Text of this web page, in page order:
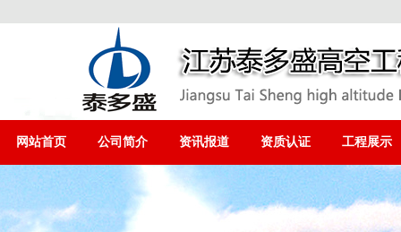
网站首页 公司简介 资讯报道 资质认证 工程展示